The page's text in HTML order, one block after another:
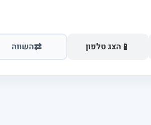
📱 הצג טלפון ⇄השווה